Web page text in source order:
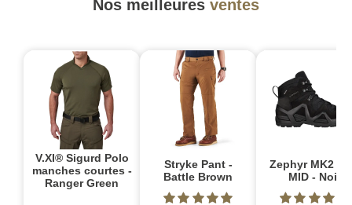
Nos meilleures ventes
V.XI® Sigurd Polo
manches courtes -
Ranger Green
Stryke Pant -
Battle Brown
Zephyr MK2
MID - Noir